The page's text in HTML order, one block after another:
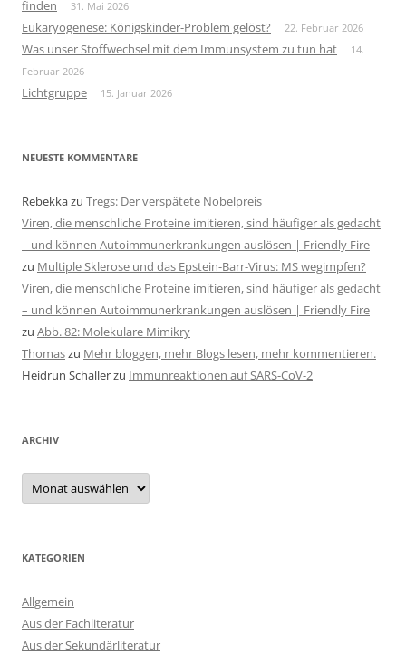
finden 31. Mai 2026
Eukaryogenese: Königskinder-Problem gelöst? 22. Februar 2026
Was unser Stoffwechsel mit dem Immunsystem zu tun hat
14.
Februar 2026
Lichtgruppe 15. Januar 2026
NEUESTE KOMMENTARE
Rebekkazu Tregs: Der verspätete Nobelpreis
Viren, die menschliche Proteine imitieren, sind häufiger als gedacht
– und können Autoimmunerkrankungen auslösen | Friendly Fire
zu Multiple Sklerose und das Epstein-Barr-Virus: MS wegimpfen?
Viren, die menschliche Proteine imitieren, sind häufiger als gedacht
– und können Autoimmunerkrankungen auslösen | Friendly Fire
zu Abb. 82: Molekulare Mimikry
Thomaszu Mehr bloggen, mehr Blogs lesen, mehr kommentieren.
Heidrun Schallerzu Immunreaktionen auf SARS-CoV-2
ARCHIV
Archiv
KATEGORIEN
Allgemein
Aus der Fachliteratur
Aus der Sekundärliteratur